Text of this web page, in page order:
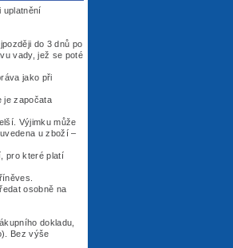
do 3 dnů po
vady, jež se poté
jako při
je započata
Výjimku může
u zboží –
pro které platí
osobně na
dokladu,
Bez výše